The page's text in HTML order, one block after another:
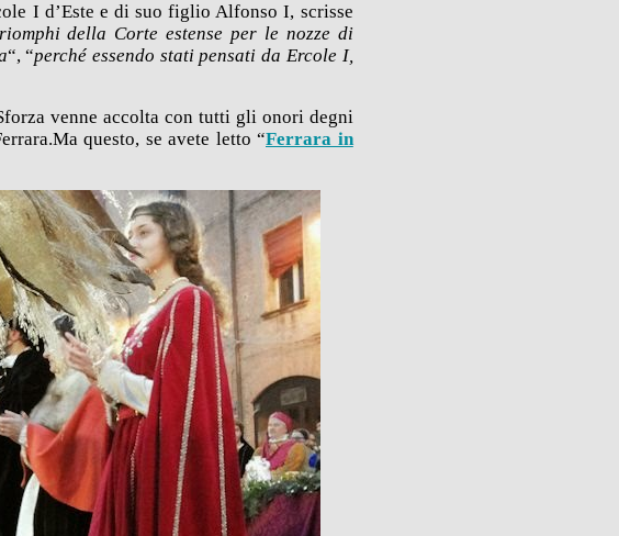
I d’Este e di suo figlio Alfonso I, scrisse
della Corte estense per le nozze di
“, “perché essendo stati pensati da Ercole I,
venne accolta con tutti gli onori degni
questo, se avete letto “Ferrara in